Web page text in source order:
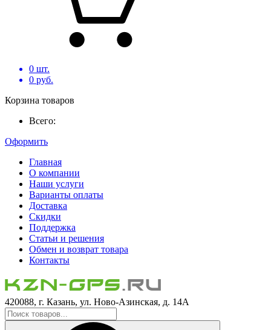
0 шт.
0 руб.
Корзина товаров
Всего:
Оформить
Главная
О компании
Наши услуги
Варианты оплаты
Доставка
Скидки
Поддержка
Статьи и решения
Обмен и возврат товара
Контакты
420088, г. Казань, ул. Ново-Азинская, д. 14А